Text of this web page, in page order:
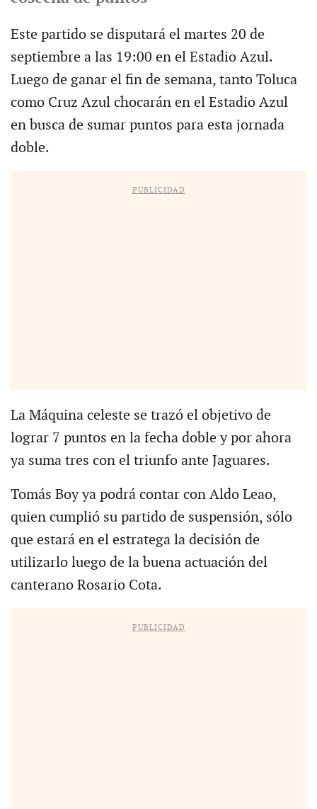
Este partido se disputará el martes 20 de
septiembre a las 19:00 en el Estadio Azul.
Luego de ganar el fin de semana, tanto Toluca
como Cruz Azul chocarán en el Estadio Azul
en busca de sumar puntos para esta jornada
doble.
PUBLICIDAD
La Máquina celeste se trazó el objetivo de
lograr 7 puntos en la fecha doble y por ahora
ya suma tres con el triunfo ante Jaguares.
Tomás Boy ya podrá contar con Aldo Leao,
quien cumplió su partido de suspensión, sólo
que estará en el estratega la decisión de
utilizarlo luego de la buena actuación del
canterano Rosario Cota.
PUBLICIDAD